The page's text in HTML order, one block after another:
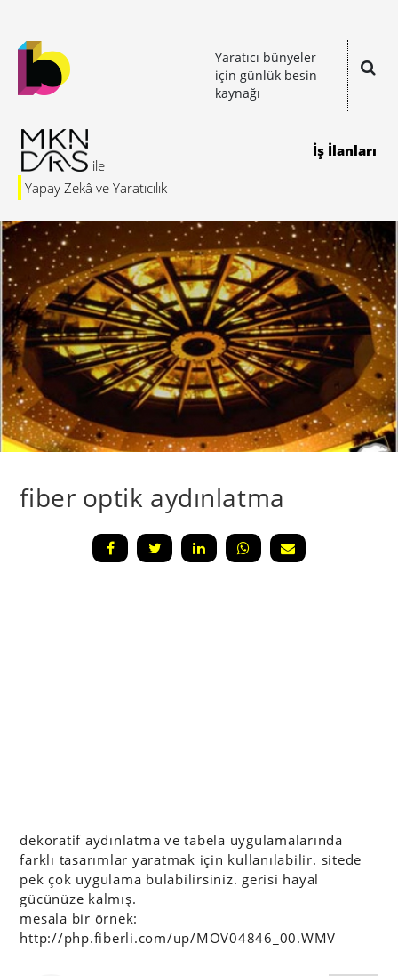
Yaratıcı bünyeler
için günlük besin
kaynağı
Yapay Zekâ ve Yaratıcılık
İş İlanları
fiber optik aydınlatma
dekoratif aydınlatma ve tabela uygulamalarında
farklı tasarımlar yaratmak için kullanılabilir. sitede
pek çok uygulama bulabilirsiniz. gerisi hayal
gücünüze kalmış.
mesala bir örnek:
http://php.fiberli.com/up/MOV04846_00.WMV